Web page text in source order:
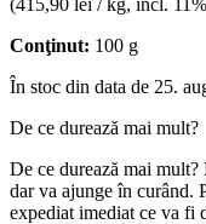
Conţinut: 100 g
În stoc din data de 25.
De ce durează mai mult?
De ce durează mai mult?
dar va ajunge în curând.
expediat imediat ce va fi